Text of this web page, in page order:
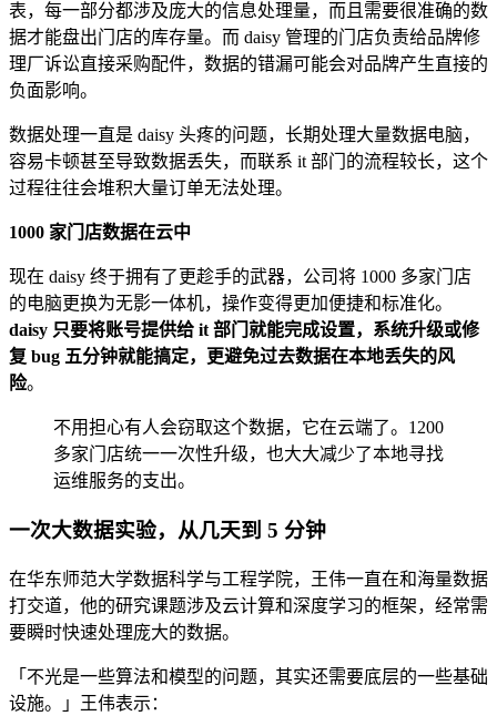
表，每一部分都涉及庞大的信息处理量，而且需要很准确的数
据才能盘出门店的库存量。而 daisy 管理的门店负责给品牌修
理厂诉讼直接采购配件，数据的错漏可能会对品牌产生直接的
负面影响。
数据处理一直是 daisy 头疼的问题，长期处理大量数据电脑，
容易卡顿甚至导致数据丢失，而联系 it 部门的流程较长，这个
过程往往会堆积大量订单无法处理。
1000 家门店数据在云中
现在 daisy 终于拥有了更趁手的武器，公司将 1000 多家门店
的电脑更换为无影一体机，操作变得更加便捷和标准化。
daisy 只要将账号提供给 it 部门就能完成设置，系统升级或修
复 bug 五分钟就能搞定，更避免过去数据在本地丢失的风
险。
不用担心有人会窃取这个数据，它在云端了。1200
多家门店统一一次性升级，也大大减少了本地寻找
运维服务的支出。
一次大数据实验，从几天到 5 分钟
在华东师范大学数据科学与工程学院，王伟一直在和海量数据
打交道，他的研究课题涉及云计算和深度学习的框架，经常需
要瞬时快速处理庞大的数据。
「不光是一些算法和模型的问题，其实还需要底层的一些基础
设施。」王伟表示：